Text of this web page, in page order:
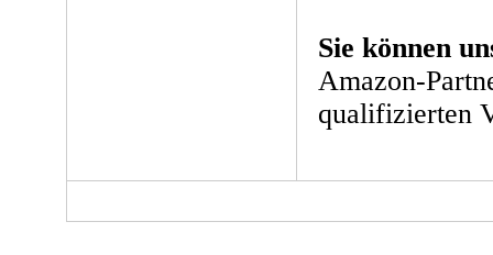
Sie können
Amazon-
qualifizierten